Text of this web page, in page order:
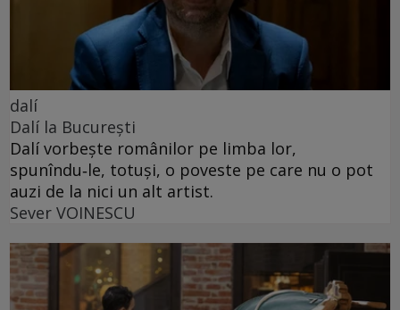
dalí
Dalí la București
Dalí vorbește românilor pe limba lor,
spunîndu‑le, totuși, o poveste pe care nu o pot
auzi de la nici un alt artist.
Sever VOINESCU